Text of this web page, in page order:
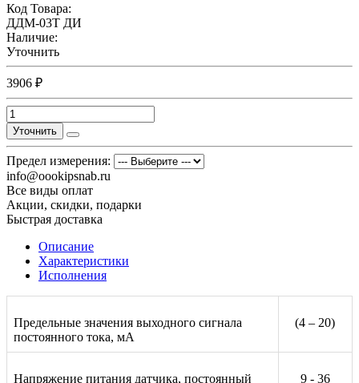
Код Товара:
ДДМ-03Т ДИ
Наличие:
Уточнить
3906 ₽
Уточнить
Предел измерения:
info@oookipsnab.ru
Все виды оплат
Акции, скидки, подарки
Быстрая доставка
Описание
Характеристики
Исполнения
Предельные значения выходного сигнала
постоянного тока, мА
(4 – 20)
Напряжение питания датчика, постоянный
9 - 36